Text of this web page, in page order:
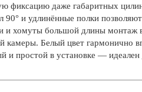
фиксацию даже габаритных
и удлинённые полки
и хомуты большой длины монтаж
Белый цвет гармонично
и простой в установке —